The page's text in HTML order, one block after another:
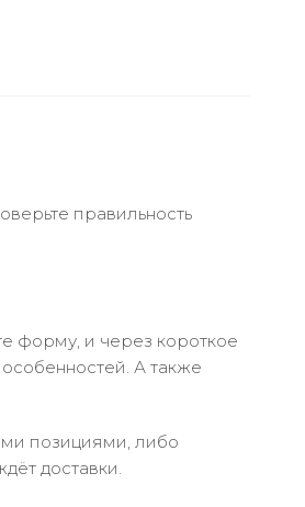
правильность
форму, и через короткое
А также
позициями, либо
доставки.